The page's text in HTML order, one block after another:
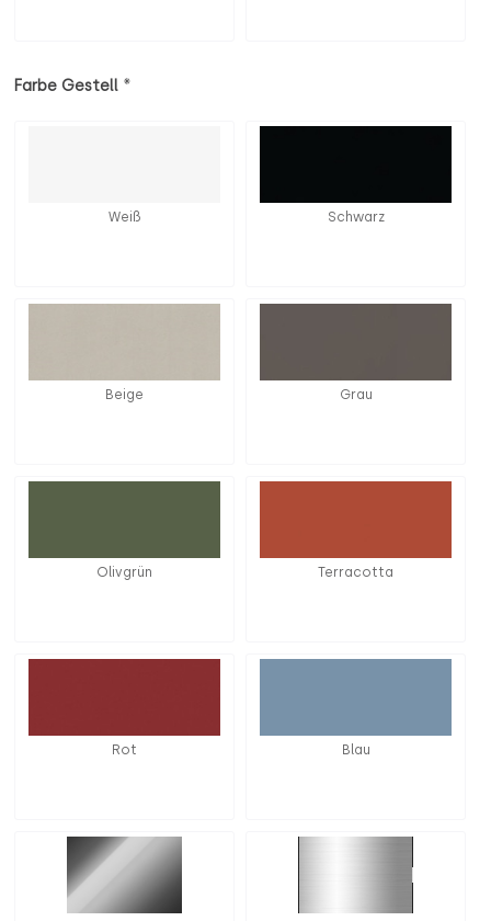
Farbe Gestell *
Weiß Schwarz
Beige Grau
Olivgrün Terracotta
Rot Blau